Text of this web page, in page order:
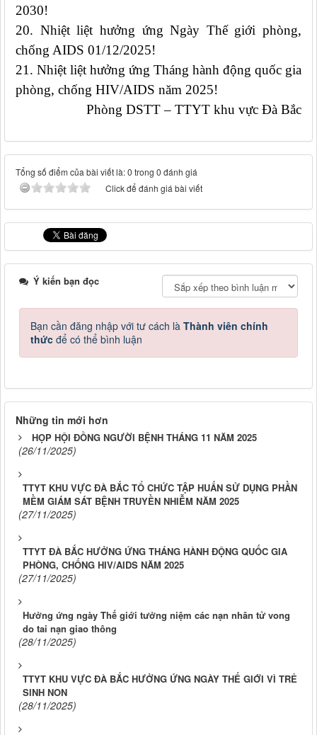
2030!
20. Nhiệt liệt hưởng ứng Ngày Thế giới phòng,
chống AIDS 01/12/2025!
21. Nhiệt liệt hưởng ứng Tháng hành động quốc gia
phòng, chống HIV/AIDS năm 2025!
Phòng DSTT – TTYT khu vực Đà Bắc
Tổng số điểm của bài viết là: 0 trong 0 đánh giá
Click để đánh giá bài viết
Ý kiến bạn đọc
Bạn cần đăng nhập với tư cách là Thành viên chính
thức để có thể bình luận
Những tin mới hơn
HỌP HỘI ĐỒNG NGƯỜI BỆNH THÁNG 11 NĂM 2025
(26/11/2025)
TTYT KHU VỰC ĐÀ BẮC TỔ CHỨC TẬP HUẤN SỬ DỤNG PHẦN
MỀM GIÁM SÁT BỆNH TRUYỀN NHIỄM NĂM 2025
(27/11/2025)
TTYT ĐÀ BẮC HƯỞNG ỨNG THÁNG HÀNH ĐỘNG QUỐC GIA
PHÒNG, CHỐNG HIV/AIDS NĂM 2025
(27/11/2025)
Hưởng ứng ngày Thế giới tưởng niệm các nạn nhân tử vong
do tai nạn giao thông
(28/11/2025)
TTYT KHU VỰC ĐÀ BẮC HƯỞNG ỨNG NGÀY THẾ GIỚI VÌ TRẺ
SINH NON
(28/11/2025)